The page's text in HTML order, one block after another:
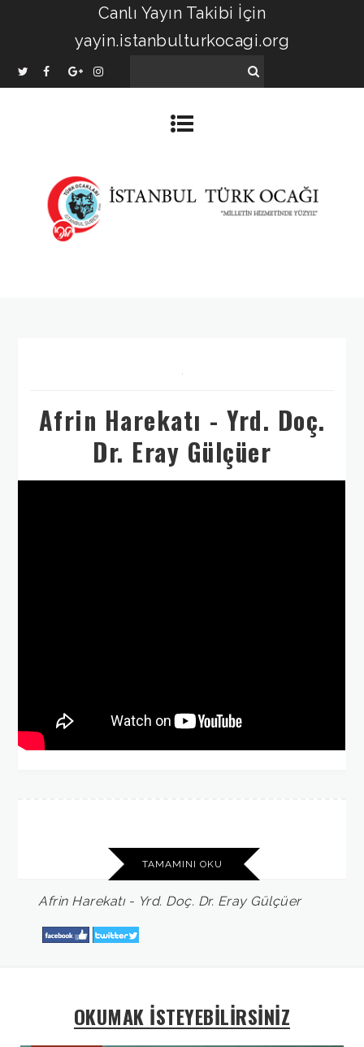
Canlı Yayın Takibi İçin
yayin.istanbulturkocagi.org
,
Afrin Harekatı - Yrd. Doç.
Dr. Eray Gülçüer
TAMAMINI OKU
Afrin Harekatı - Yrd. Doç. Dr. Eray Gülçüer
OKUMAK İSTEYEBİLİRSİNİZ